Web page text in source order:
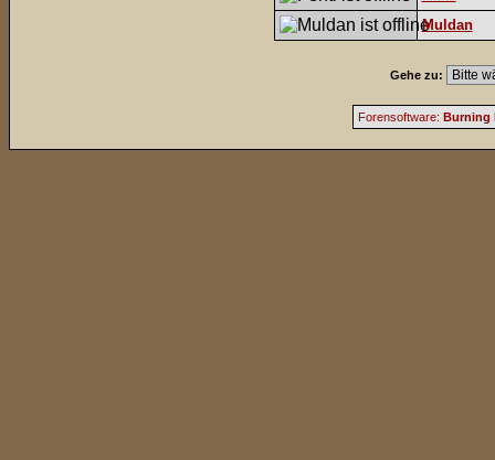
Muldan
Gehe zu:
Forensoftware: Burning